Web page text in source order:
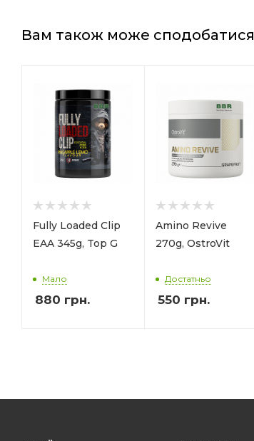
Вам також може сподобатися
Fully Loaded Clip
EAA 345g, Top G
Мало
880 грн.
Amino Revive
270g, OstroVit
Достатньо
550 грн.